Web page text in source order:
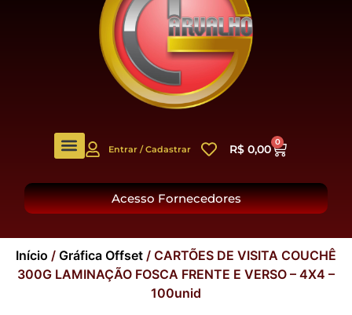
Entrar / Cadastrar R$ 0,00
0
Acesso Fornecedores
Início / Gráfica Offset / CARTÕES DE VISITA COUCHÊ
300G LAMINAÇÃO FOSCA FRENTE E VERSO – 4X4 –
100unid